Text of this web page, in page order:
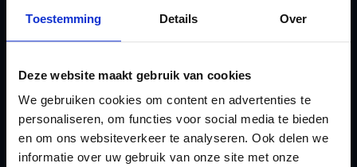
Toestemming Details Over
Deze website maakt gebruik van cookies
We gebruiken cookies om content en advertenties te
personaliseren, om functies voor social media te bieden
en om ons websiteverkeer te analyseren. Ook delen we
informatie over uw gebruik van onze site met onze
Checklist IB 2023 (PDF)
Checklist IB 2023 (Word)
Checklist IB 2024 (PDF)
Lijfrente BV
Mogelijkheden
Stamrecht BV